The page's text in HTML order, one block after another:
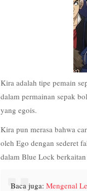
Kira adalah tipe pemain
dalam permainan sepak
yang egois.
Kira pun merasa bahwa
oleh Ego dengan sederet
dalam Blue Lock
Baca juga: Mengenal